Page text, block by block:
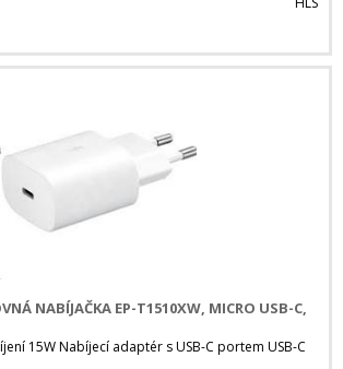
NABÍJAČKA EP-T1510XW, MICRO USB-C,
15W Nabíjecí adaptér s USB-C portem USB-C